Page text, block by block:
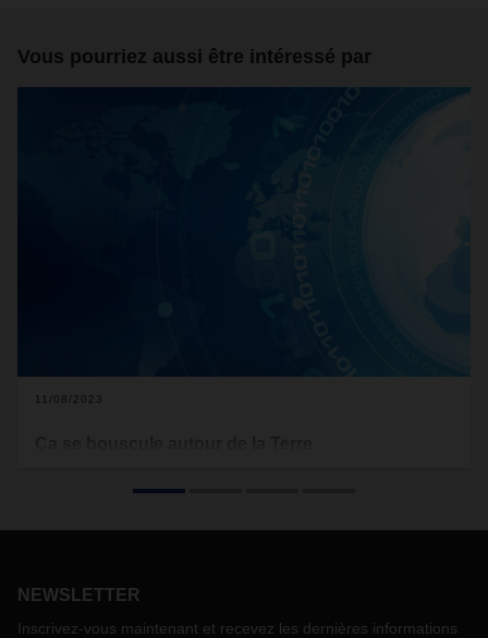
Vous pourriez aussi être intéressé par
11/08/2023
NEWSLETTER
Inscrivez-vous maintenant et recevez les dernières informations